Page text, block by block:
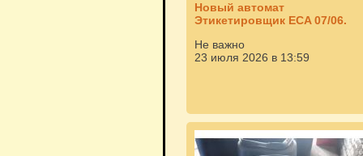
Новый автомат
Этикетировщик ЕСA 07/06.
Не важно
23 июля 2026 в 13:59